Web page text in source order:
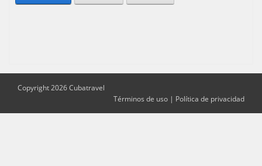
Copyright 2026 Cubatravel
Términos de uso | Política de privacidad